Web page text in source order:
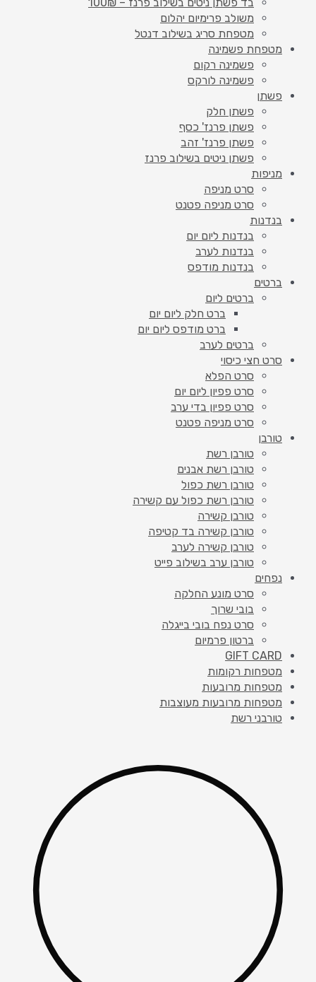
משולב פרימיום יהלום
מטפחת סריג בשילוב דנטל
מטפחת פשמינה
פשמינה רקום
פשמינה לורקס
פשתן
פשתן חלק
פשתן פרנז' כסף
פשתן פרנז' זהב
פשתן ניטים בשילוב פרנז
מניפות
סרט מניפה
סרט מניפה פטנט
בנדנות
בנדנות ליום יום
בנדנות לערב
בנדנות מודפס
ברטים
ברטים ליום
ברט חלק ליום יום
ברט מודפס ליום יום
ברטים לערב
סרט חצי כיסוי
סרט הפלא
סרט פפיון ליום יום
סרט פפיון בדי ערב
סרט מניפה פטנט
טורבן
טורבן רשת
טורבן רשת אבנים
טורבן רשת כפול
טורבן רשת כפול עם קשירה
טורבן קשירה
טורבן קשירה בד קטיפה
טורבן קשירה לערב
טורבן ערב בשילוב פייט
נפחים
סרט מונע החלקה
בובי שרוך
סרט נפח בובי בייגלה
ברטון פרמיום
GIFT CARD
מטפחות רקומות
מטפחות מרובעות
מטפחות מרובעות מעוצבות
טורבני רשת